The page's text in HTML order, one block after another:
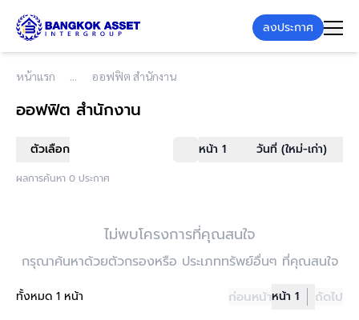
ลงประกาศ
หน้าแรก ออฟฟิต สำนักงาน
ออฟฟิต สำนักงาน
ตัวเลือก หน้า 1 วันที่ (ใหม่-เก่า)
ผลการค้นหา 0 ประกาศ
ไม่พบโครงการที่คุณสนใจ
กรุณาค้นหาด้วยตัวกรองหรือ ประเภททรัพย์อื่นๆ ที่คุณสนใจ
ทั้งหมด 1 หน้า ก่อนหน้าหน้า 1 ถัดไป